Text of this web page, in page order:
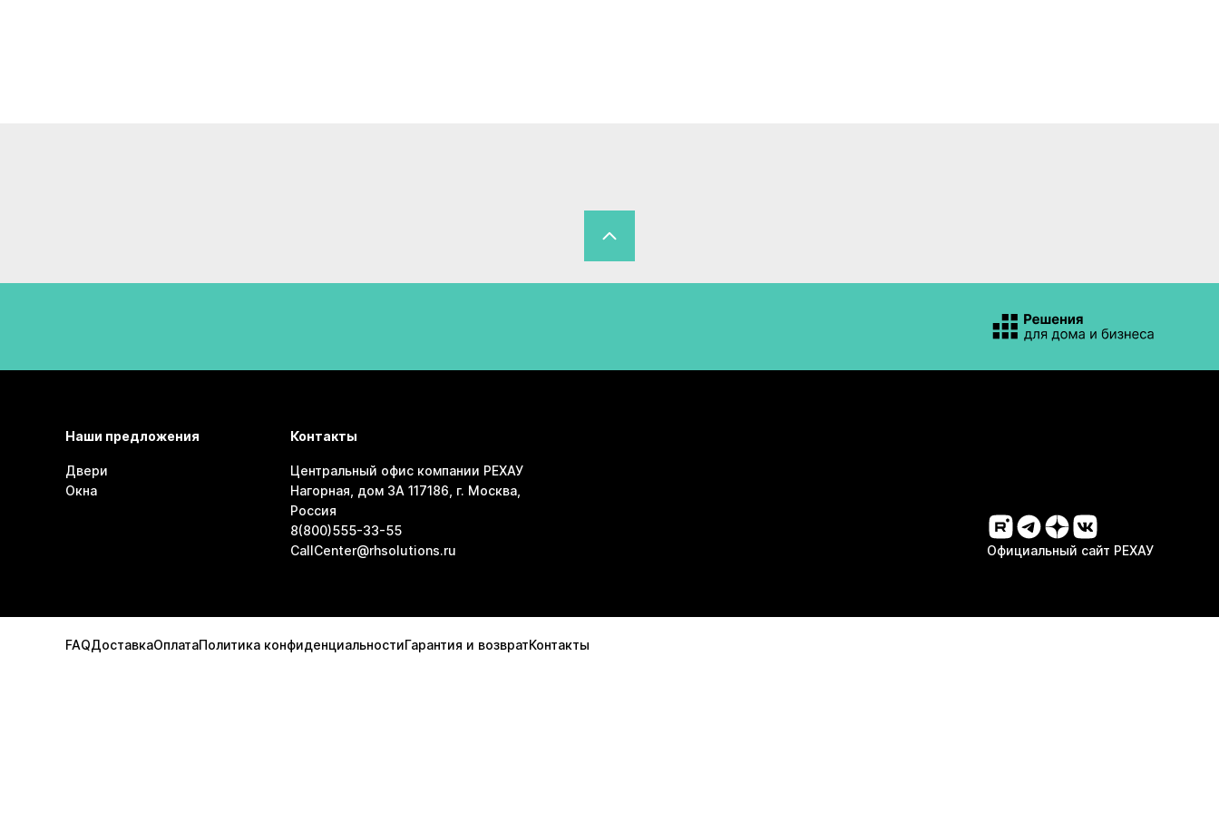
Наши предложения
Двери
Окна
Контакты
Центральный офис компании РЕХАУ
Нагорная, дом 3А 117186, г. Москва,
Россия
8(800)555-33-55
CallCenter@rhsolutions.ru
Официальный сайт РЕХАУ
FAQДоставкаОплатаПолитика конфиденциальностиГарантия и возвратКонтакты